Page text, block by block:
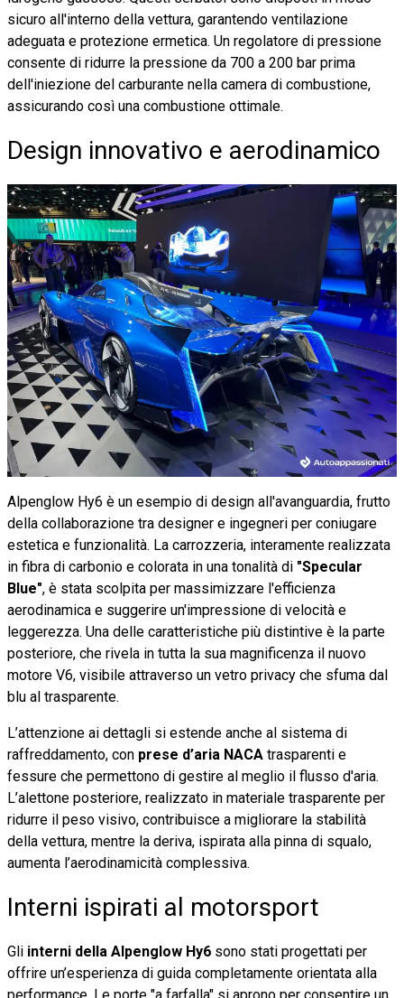
sicuro all'interno della vettura, garantendo ventilazione
adeguata e protezione ermetica. Un regolatore di pressione
consente di ridurre la pressione da 700 a 200 bar prima
dell'iniezione del carburante nella camera di combustione,
assicurando così una combustione ottimale.
Design innovativo e aerodinamico
Alpenglow Hy6 è un esempio di design all'avanguardia, frutto
della collaborazione tra designer e ingegneri per coniugare
estetica e funzionalità. La carrozzeria, interamente realizzata
in fibra di carbonio e colorata in una tonalità di "Specular
Blue", è stata scolpita per massimizzare l'efficienza
aerodinamica e suggerire un'impressione di velocità e
leggerezza. Una delle caratteristiche più distintive è la parte
posteriore, che rivela in tutta la sua magnificenza il nuovo
motore V6, visibile attraverso un vetro privacy che sfuma dal
blu al trasparente.
L’attenzione ai dettagli si estende anche al sistema di
raffreddamento, con prese d’aria NACA trasparenti e
fessure che permettono di gestire al meglio il flusso d'aria.
L’alettone posteriore, realizzato in materiale trasparente per
ridurre il peso visivo, contribuisce a migliorare la stabilità
della vettura, mentre la deriva, ispirata alla pinna di squalo,
aumenta l’aerodinamicità complessiva.
Interni ispirati al motorsport
Gli interni della Alpenglow Hy6 sono stati progettati per
offrire un’esperienza di guida completamente orientata alla